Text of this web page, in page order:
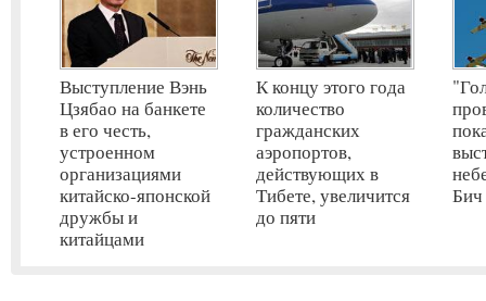
Выступление Вэнь
Цзябао на банкете
в его честь,
устроенном
организациями
китайско-японской
дружбы и
китайцами
К концу этого года
количество
гражданских
аэропортов,
действующих в
Тибете, увеличится
до пяти
Бич